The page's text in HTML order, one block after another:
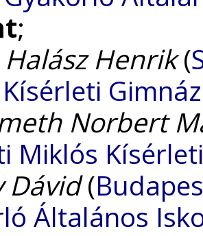
;
Halász Henrik(
Norbert
Miklós
Dávid(
Általános